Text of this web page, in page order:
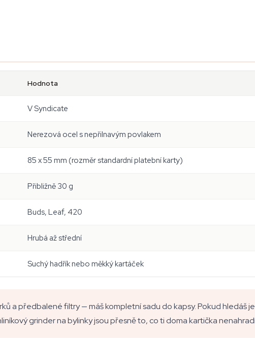
Hodnota
V Syndicate
Nerezová ocel s nepřilnavým povlakem
85 x 55 mm (rozměr standardní platební karty)
Přibližně 30 g
Buds, Leaf, 420
Hrubá až střední
Suchý hadřík nebo měkký kartáček
a předbalené filtry — máš kompletní sadu do kapsy. Pokud hledáš
grinder na bylinky jsou přesně to, co ti doma kartička